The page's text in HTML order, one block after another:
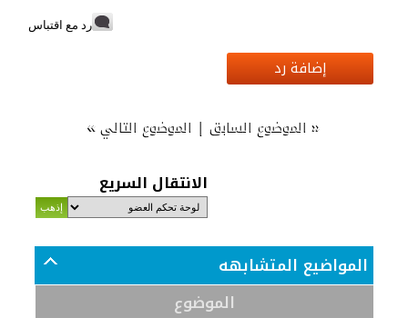
رد مع اقتباس
إضافة رد
« الموضوع السابق| الموضوع التالي»
الانتقال السريع
المواضيع المتشابهه
الموضوع